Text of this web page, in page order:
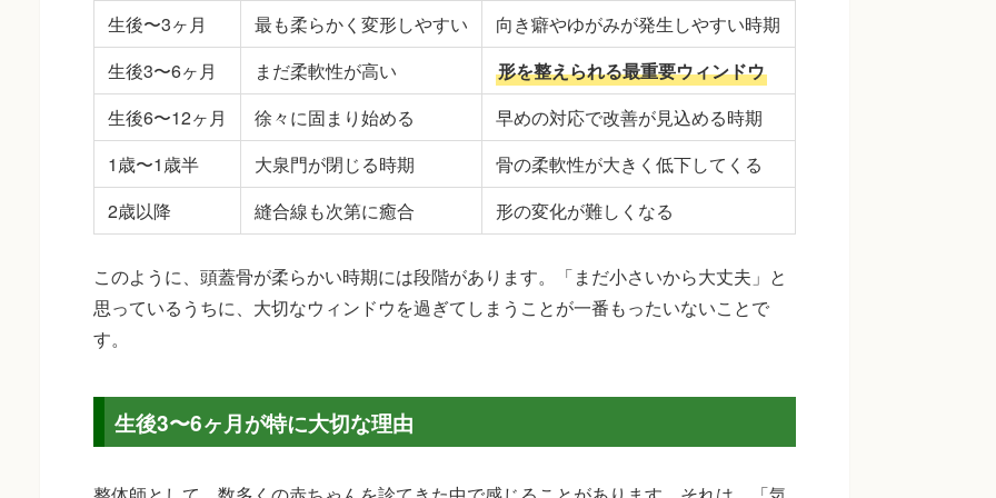
生後〜3ヶ月 最も柔らかく変形しやすい
向き癖やゆがみが発生しやすい時期
生後3〜6ヶ月
まだ柔軟性が高い
形を整えられる最重要ウィンドウ
生後6〜12ヶ月
徐々に固まり始める
早めの対応で改善が見込める時期
1歳〜1歳半
大泉門が閉じる時期
骨の柔軟性が大きく低下してくる
2歳以降
縫合線も次第に癒合 形の変化が難しくなる
このように、頭蓋骨が柔らかい時期には段階があります。「まだ小さいから大丈夫」と
思っているうちに、大切なウィンドウを過ぎてしまうことが一番もったいないことで
す。
生後3〜6ヶ月が特に大切な理由